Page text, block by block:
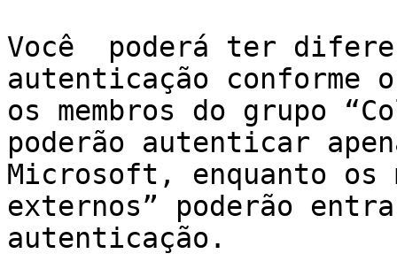
Você  poderá ter
autenticação conforme
os membros do grupo
poderão autenticar
Microsoft, enquanto os
externos” poderão
autenticação.